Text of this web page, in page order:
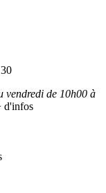
vendredi de 10h00 à
d'infos